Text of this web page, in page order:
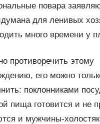
повара
для ленивых
много времени у
противоречить этому
его можно
поклонниками
пища готовится и не
и мужчины-